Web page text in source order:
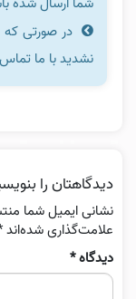
در صورتی که
نشدید با ما
دیدگاهتان را
نشانی ایمیل شما
علامت‌گذاری شده‌اند
دیدگاه*